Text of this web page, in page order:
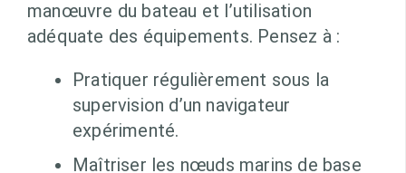
manœuvre du bateau et l’utilisation
adéquate des équipements. Pensez à :
Pratiquer régulièrement sous la
supervision d’un navigateur
expérimenté.
Maîtriser les nœuds marins de base